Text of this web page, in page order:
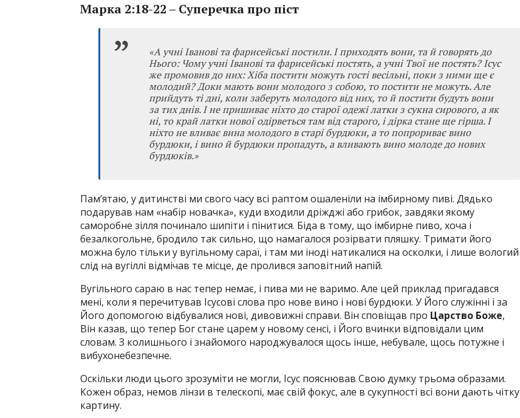
Марка 2:18-22 – Суперечка про піст
«А учні Іванові та фарисейські постили. І приходять вони, та й говорять до
Нього: Чому учні Іванові та фарисейські постять, а учні Твої не постять? Ісус
же промовив до них: Хіба постити можуть гості весільні, поки з ними ще є
молодий? Доки мають вони молодого з собою, то постити не можуть. Але
прийдуть ті дні, коли заберуть молодого від них, то й постити будуть вони
за тих днів. І не пришиває ніхто до старої одежі латки з сукна сирового, а як
ні, то край латки нової одірветься там від старого, і дірка стане ще гірша. І
ніхто не вливає вина молодого в старі бурдюки, а то попрориває вино
бурдюки, і вино й бурдюки пропадуть, а вливають вино молоде до нових
бурдюків.»
Пам’ятаю, у дитинстві ми свого часу всі раптом ошаленіли на імбирному пиві. Дядько
подарував нам «набір новачка», куди входили дріжджі або грибок, завдяки якому
саморобне зілля починало шипіти і пінитися. Біда в тому, що імбирне пиво, хоча і
безалкогольне, бродило так сильно, що намагалося розірвати пляшку. Тримати його
можна було тільки у вугільному сараї, і там ми іноді натикалися на осколки, і лише вологий
слід на вугіллі відмічав те місце, де пролився заповітний напій.
Вугільного сараю в нас тепер немає, і пива ми не варимо. Але цей приклад пригадався
мені, коли я перечитував Ісусові слова про нове вино і нові бурдюки. У Його служінні і за
Його допомогою відбувалися нові, дивовижні справи. Він сповіщав про Царство Боже,
Він казав, що тепер Бог стане царем у новому сенсі, і Його вчинки відповідали цим
словам. З колишнього і знайомого народжувалося щось інше, небувале, щось потужне і
вибухонебезпечне.
Оскільки люди цього зрозуміти не могли, Ісус пояснював Свою думку трьома образами.
Кожен образ, немов лінзи в телескопі, має свій фокус, але в сукупності всі вони дають чітку
картину.